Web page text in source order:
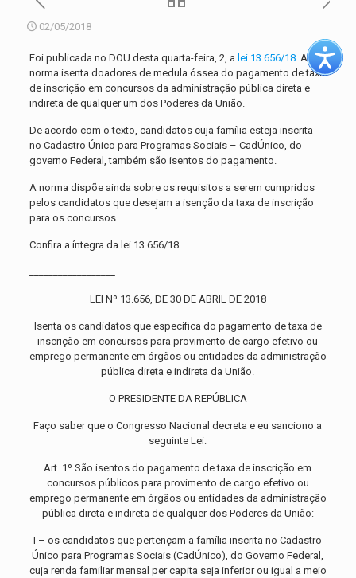
02/05/2018
Foi publicada no DOU desta quarta-feira, 2, a lei 13.656/18. A
norma isenta doadores de medula óssea do pagamento de taxa
de inscrição em concursos da administração pública direta e
indireta de qualquer um dos Poderes da União.
De acordo com o texto, candidatos cuja família esteja inscrita
no Cadastro Único para Programas Sociais – CadÚnico, do
governo Federal, também são isentos do pagamento.
A norma dispõe ainda sobre os requisitos a serem cumpridos
pelos candidatos que desejam a isenção da taxa de inscrição
para os concursos.
Confira a íntegra da lei 13.656/18.
LEI Nº 13.656, DE 30 DE ABRIL DE 2018
Isenta os candidatos que especifica do pagamento de taxa de
inscrição em concursos para provimento de cargo efetivo ou
emprego permanente em órgãos ou entidades da administração
pública direta e indireta da União.
O PRESIDENTE DA REPÚBLICA
Faço saber que o Congresso Nacional decreta e eu sanciono a
seguinte Lei:
Art. 1º São isentos do pagamento de taxa de inscrição em
concursos públicos para provimento de cargo efetivo ou
emprego permanente em órgãos ou entidades da administração
pública direta e indireta de qualquer dos Poderes da União:
I – os candidatos que pertençam a família inscrita no Cadastro
Único para Programas Sociais (CadÚnico), do Governo Federal,
cuja renda familiar mensal per capita seja inferior ou igual a meio